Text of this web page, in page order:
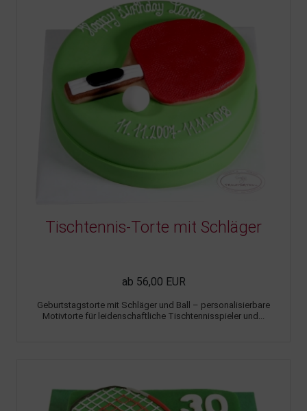
Tischtennis-Torte mit Schläger
ab 56,00 EUR
Geburtstagstorte mit Schläger und Ball – personalisierbare
Motivtorte für leidenschaftliche Tischtennisspieler und...